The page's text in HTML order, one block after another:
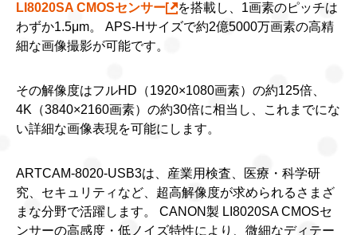
LI8020SA CMOSセンサー
を搭載し、1画素のピッチは
わずか1.5μm。 APS-Hサイズで約2億5000万画素の高精
細な画像撮影が可能です。
その解像度はフルHD（1920×1080画素）の約125倍、
4K（3840×2160画素）の約30倍に相当し、これまでにな
い詳細な画像表現を可能にします。
ARTCAM-8020-USB3は、産業用検査、医療・科学研
究、セキュリティなど、超高解像度が求められるさまざ
まな分野で活躍します。 CANON製 LI8020SA CMOSセ
ンサーの高感度・低ノイズ特性により、微細なディテー